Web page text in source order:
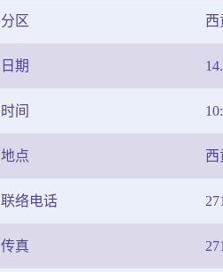
分区 西
日期
时间
地点 西
联络电话
传真